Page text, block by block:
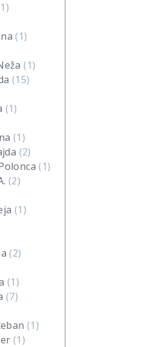
(1)
(1)
(15)
(1)
(1)
(2)
(1)
(2)
(1)
(2)
(1)
(7)
(1)
(1)